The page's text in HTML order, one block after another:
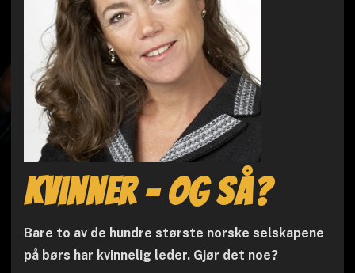
kvinner – og så?
Bare to av de hundre største norske selskapene
på børs har kvinnelig leder. Gjør det noe?